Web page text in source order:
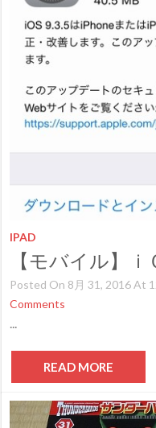
IPAD
Posted On 8月 31, 2016 At
Comments
...
READ MORE